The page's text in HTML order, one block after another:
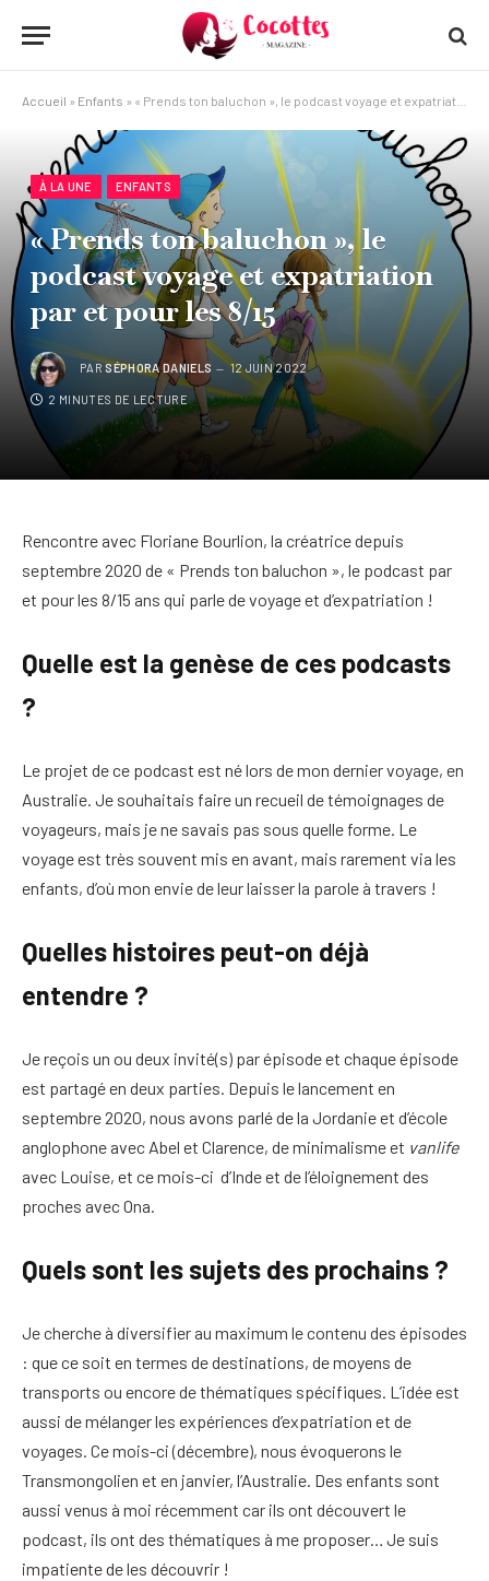
Accueil » Enfants » « Prends ton baluchon », le podcast voyage et expatriation par et pour les 8/15
À LA UNE ENFANTS
« Prends ton baluchon », le
podcast voyage et expatriation
par et pour les 8/15
PAR SÉPHORA DANIELS 12 JUIN 2022
2 MINUTES DE LECTURE
Rencontre avec Floriane Bourlion, la créatrice depuis
septembre 2020 de « Prends ton baluchon », le podcast par
et pour les 8/15 ans qui parle de voyage et d’expatriation !
Quelle est la genèse de ces podcasts
?
Le projet de ce podcast est né lors de mon dernier voyage, en
Australie. Je souhaitais faire un recueil de témoignages de
voyageurs, mais je ne savais pas sous quelle forme. Le
voyage est très souvent mis en avant, mais rarement via les
enfants, d’où mon envie de leur laisser la parole à travers !
Quelles histoires peut-on déjà
entendre ?
Je reçois un ou deux invité(s) par épisode et chaque épisode
est partagé en deux parties. Depuis le lancement en
septembre 2020, nous avons parlé de la Jordanie et d’école
anglophone avec Abel et Clarence, de minimalisme et vanlife
avec Louise, et ce mois-ci d’Inde et de l’éloignement des
proches avec Ona.
Quels sont les sujets des prochains ?
Je cherche à diversifier au maximum le contenu des épisodes
: que ce soit en termes de destinations, de moyens de
transports ou encore de thématiques spécifiques. L’idée est
aussi de mélanger les expériences d’expatriation et de
voyages. Ce mois-ci (décembre), nous évoquerons le
Transmongolien et en janvier, l’Australie. Des enfants sont
aussi venus à moi récemment car ils ont découvert le
podcast, ils ont des thématiques à me proposer… Je suis
impatiente de les découvrir !